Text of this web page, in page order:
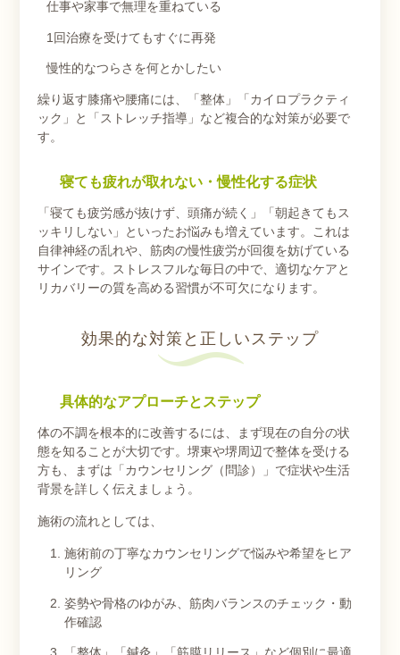
仕事や家事で無理を重ねている
1回治療を受けてもすぐに再発
慢性的なつらさを何とかしたい
繰り返す膝痛や腰痛には、「整体」「カイロプラクティ
ック」と「ストレッチ指導」など複合的な対策が必要で
す。
寝ても疲れが取れない・慢性化する症状
「寝ても疲労感が抜けず、頭痛が続く」「朝起きてもス
ッキリしない」といったお悩みも増えています。これは
自律神経の乱れや、筋肉の慢性疲労が回復を妨げている
サインです。ストレスフルな毎日の中で、適切なケアと
リカバリーの質を高める習慣が不可欠になります。
効果的な対策と正しいステップ
具体的なアプローチとステップ
体の不調を根本的に改善するには、まず現在の自分の状
態を知ることが大切です。堺東や堺周辺で整体を受ける
方も、まずは「カウンセリング（問診）」で症状や生活
背景を詳しく伝えましょう。
施術の流れとしては、
施術前の丁寧なカウンセリングで悩みや希望をヒア
リング
姿勢や骨格のゆがみ、筋肉バランスのチェック・動
作確認